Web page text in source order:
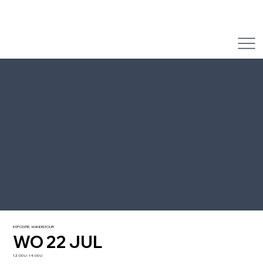
EXPOSITIE, WANDELTOUR
WO 22 JUL
12:00 U - 14:00 U